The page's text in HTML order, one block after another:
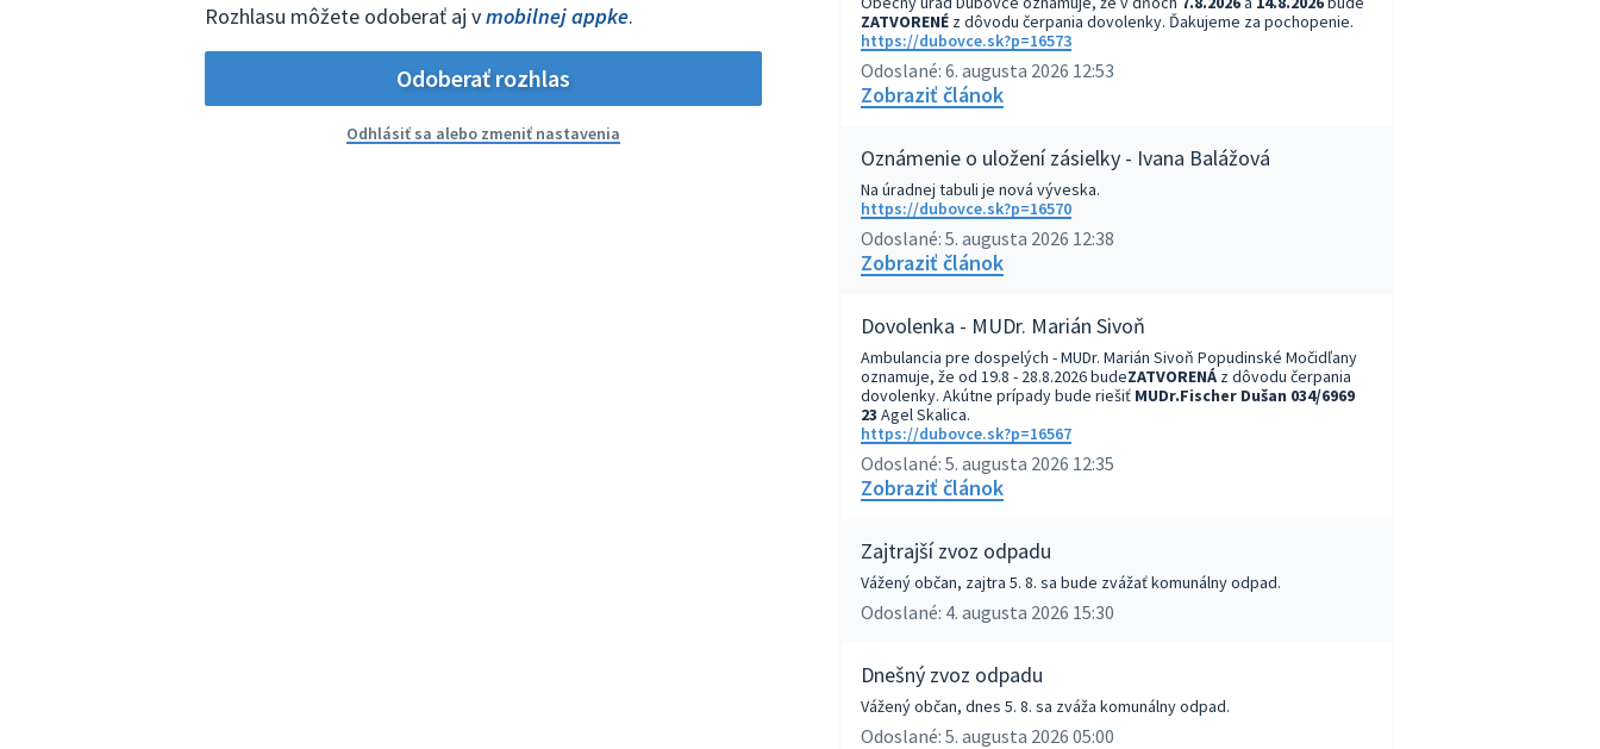
Rozhlasu môžete odoberať aj vmobilnej appke.
Odoberať rozhlas
Odhlásiť sa alebo zmeniť nastavenia
ZATVORENÉz dôvodu čerpania dovolenky. Ďakujeme za pochopenie.
https://dubovce.sk?p=16573
Odoslané: 6. augusta 2026 12:53
Zobraziť článok
Oznámenie o uložení zásielky - Ivana Balážová
Na úradnej tabuli je nová výveska.
https://dubovce.sk?p=16570
Odoslané: 5. augusta 2026 12:38
Zobraziť článok
Dovolenka - MUDr. Marián Sivoň
Ambulancia pre dospelých - MUDr. Marián Sivoň Popudinské Močidľany
oznamuje, že od 19.8 - 28.8.2026 budeZATVORENÁ z dôvodu čerpania
dovolenky. Akútne prípady bude riešiť MUDr.Fischer Dušan 034/6969
23 Agel Skalica.
https://dubovce.sk?p=16567
Odoslané: 5. augusta 2026 12:35
Zobraziť článok
Zajtrajší zvoz odpadu
Vážený občan, zajtra 5. 8. sa bude zvážať komunálny odpad.
Odoslané: 4. augusta 2026 15:30
Dnešný zvoz odpadu
Vážený občan, dnes 5. 8. sa zváža komunálny odpad.
Odoslané: 5. augusta 2026 05:00